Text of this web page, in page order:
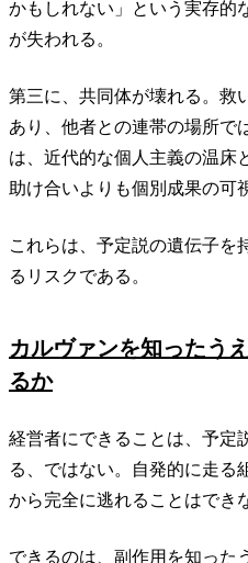
かもしれない」という実存的
が失われる。
第三に、共同体が壊れる。救
あり、他者との連帯の場所で
は、近代的な個人主義の温床
助け合いよりも個別成果の可
これらは、予定説の遺伝子を
るリスクである。
カルヴァンを知ったう
るか
経営者にできることは、予定
る、ではない。自発的に走る
から完全に逃れることはでき
できるのは、副作用を知った